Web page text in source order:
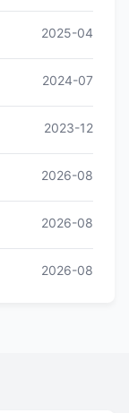
2025-04
2024-07
2023-12
2026-08
2026-08
2026-08